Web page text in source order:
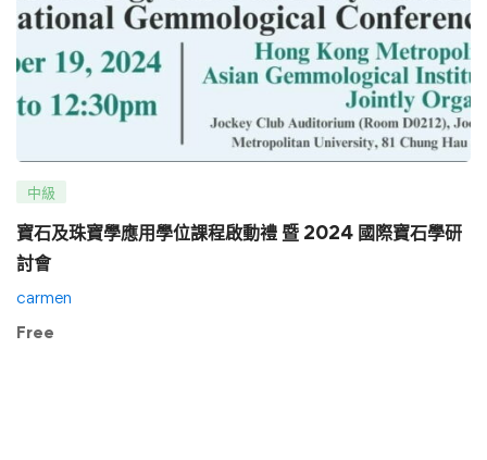
中級
寶石及珠寶學應用學位課程啟動禮 暨 2024 國際寶石學研
討會
carmen
Free